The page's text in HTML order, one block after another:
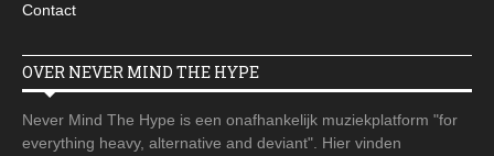
Contact
OVER NEVER MIND THE HYPE
Never Mind The Hype is een onafhankelijk muziekplatform "for
everything heavy, alternative and deviant". Hier vinden